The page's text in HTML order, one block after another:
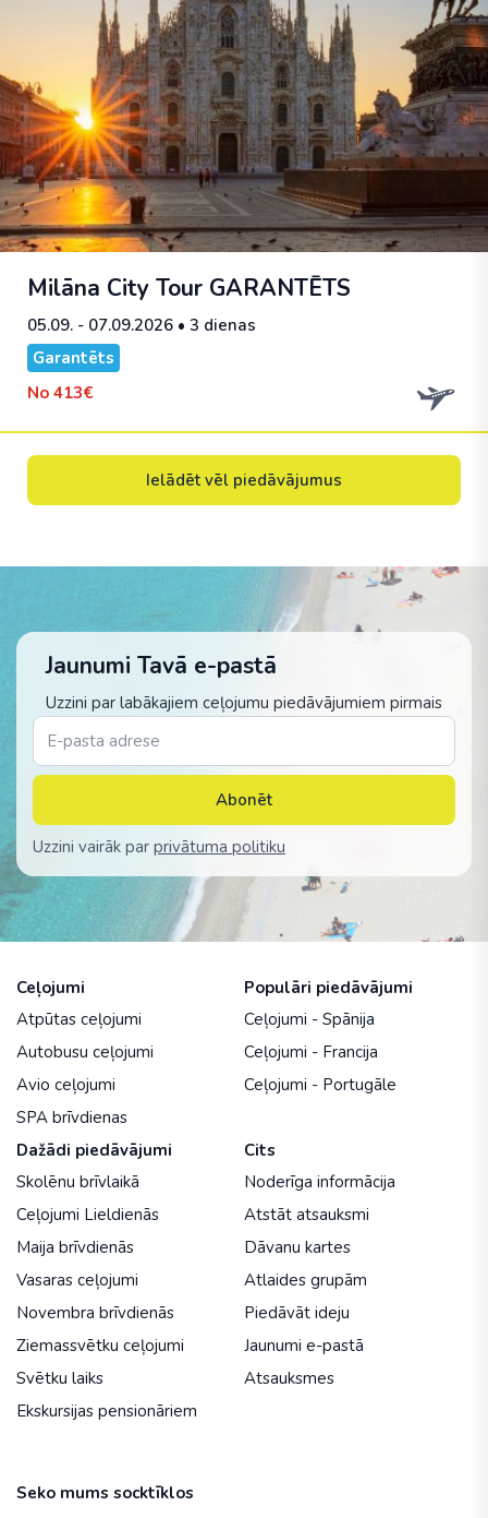
Milāna City Tour GARANTĒTS
05.09. - 07.09.2026 • 3 dienas
Garantēts
No 413€
Ielādēt vēl piedāvājumus
Jaunumi Tavā e-pastā
Uzzini par labākajiem ceļojumu piedāvājumiem pirmais
Abonēt
Uzzini vairāk par privātuma politiku
Ceļojumi
Atpūtas ceļojumi
Autobusu ceļojumi
Avio ceļojumi
SPA brīvdienas
Populāri piedāvājumi
Ceļojumi - Spānija
Ceļojumi - Francija
Ceļojumi - Portugāle
Dažādi piedāvājumi
Skolēnu brīvlaikā
Ceļojumi Lieldienās
Maija brīvdienās
Vasaras ceļojumi
Novembra brīvdienās
Ziemassvētku ceļojumi
Svētku laiks
Ekskursijas pensionāriem
Cits
Noderīga informācija
Atstāt atsauksmi
Dāvanu kartes
Atlaides grupām
Piedāvāt ideju
Jaunumi e-pastā
Atsauksmes
Seko mums socktīklos